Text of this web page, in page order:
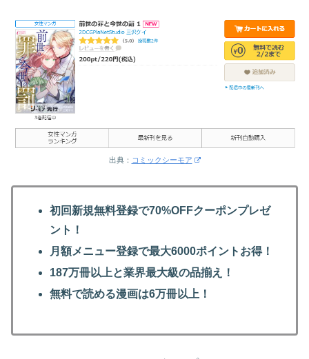
出典： コミックシーモア
初回新規無料登録で70%OFFクーポンプレゼ
ント！
月額メニュー登録で最大6000ポイントお得！
187万冊以上と業界最大級の品揃え！
無料で読める漫画は6万冊以上！